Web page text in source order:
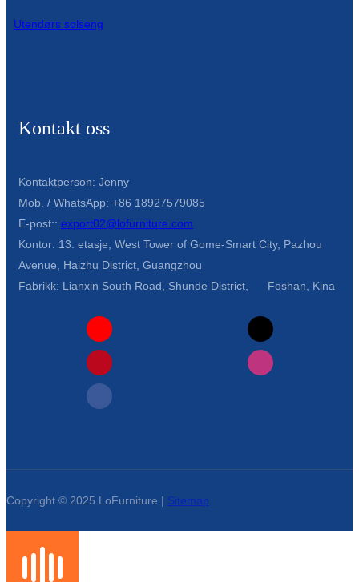
Utendørs solseng
Kontakt oss
Kontaktperson: Jenny
Mob. / WhatsApp: +86 18927579085
E-post:: export02@lofurniture.com
Kontor: 13. etasje, West Tower of Gome-Smart City, Pazhou
Avenue, Haizhu District, Guangzhou
Fabrikk: Lianxin South Road, Shunde District, Foshan, Kina
Copyright © 2025 LoFurniture | Sitemap